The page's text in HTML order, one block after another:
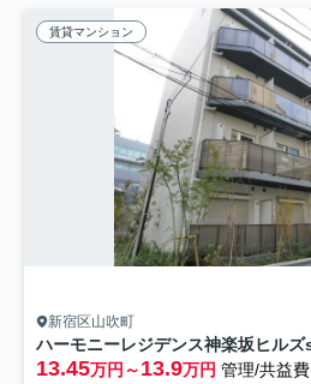
賃貸マンション
新宿区山吹町
ハーモニーレジデンス神楽坂ヒル
13.45万円～13.9万円 管理/共益